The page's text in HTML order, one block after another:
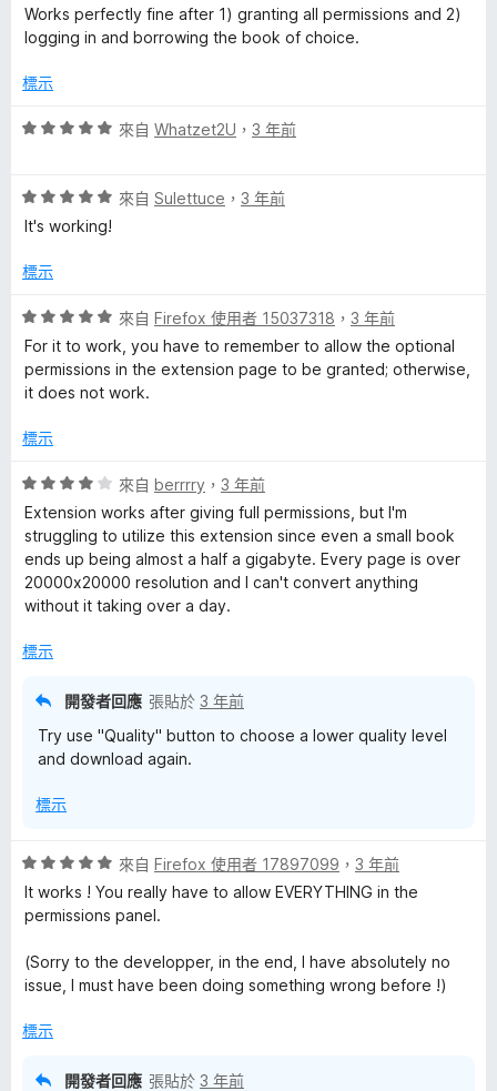
e
o
w
n
o
a
e
r
的
論
價
5
，
分
Works perfectly fine after 1) granting all permissions and 2)
logging in and borrowing the book of choice.
標示
評
分
，
分
分
來自 Whatzet2U ， 3 年前
評
價
分
滿
分
分
來自 Sulettuce ， 3 年前
It's working!
標示
評
價
5
分
滿
5
分
來自 Firefox 使用者 15037318 ， 3 年前
For it to work, you have to remember to allow the optional
permissions in the extension page to be granted; otherwise,
it does not work.
標示
評
價
4
分
，
滿
5
來自 berrrry ， 3 年前
Extension works after giving full permissions, but I'm
struggling to utilize this extension since even a small book
ends up being almost a half a gigabyte. Every page is over
20000x20000 resolution and I can't convert anything
without it taking over a day.
標示
開發者回應 張貼於 3 年前
Try use "Quality" button to choose a lower quality level
and download again.
標示
評
價
5
，
滿
5
來自 Firefox 使用者 17897099 ， 3 年前
It works ! You really have to allow EVERYTHING in the
permissions panel.
(Sorry to the developper, in the end, I have absolutely no
issue, I must have been doing something wrong before !)
標示
開發者回應 張貼於 3 年前